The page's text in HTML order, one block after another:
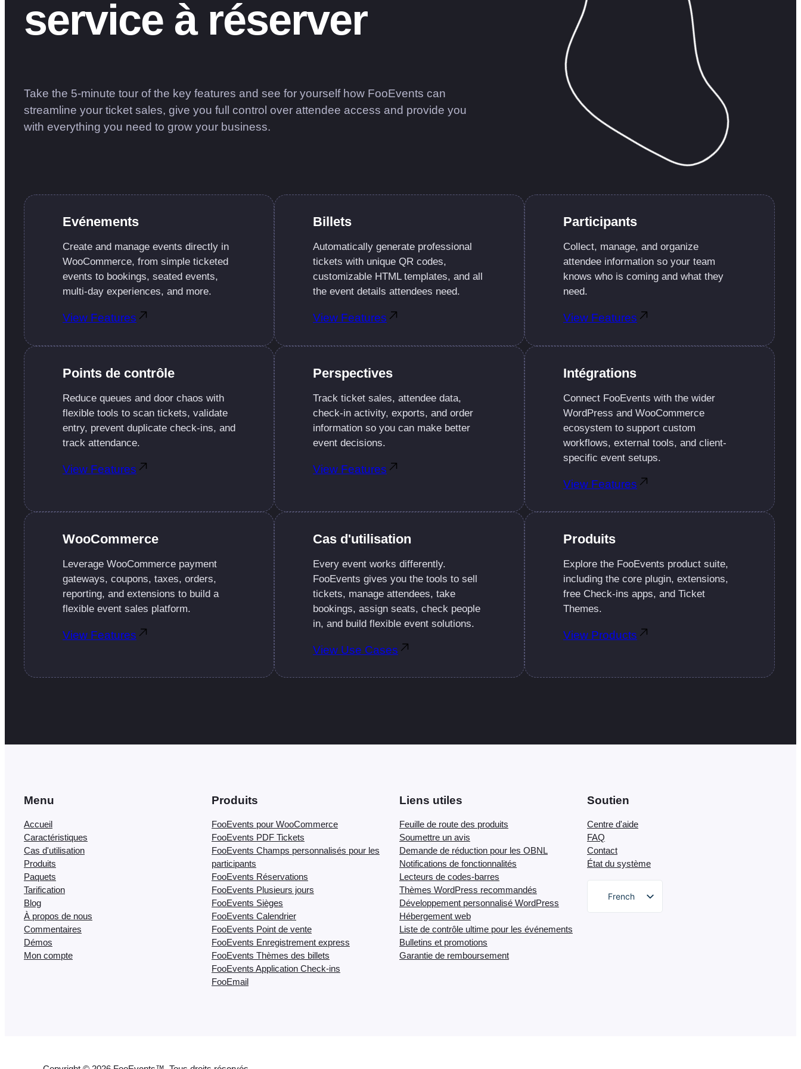
service à réserver
Take the 5-minute tour of the key features and see for yourself how FooEvents can
streamline your ticket sales, give you full control over attendee access and provide you
with everything you need to grow your business.
Evénements
Create and manage events directly in
WooCommerce, from simple ticketed
events to bookings, seated events,
multi-day experiences, and more.
View Features
Billets
Automatically generate professional
tickets with unique QR codes,
customizable HTML templates, and all
the event details attendees need.
View Features
Participants
Collect, manage, and organize
attendee information so your team
knows who is coming and what they
need.
View Features
Points de contrôle
Reduce queues and door chaos with
flexible tools to scan tickets, validate
entry, prevent duplicate check-ins, and
track attendance.
View Features
Perspectives
Track ticket sales, attendee data,
check-in activity, exports, and order
information so you can make better
event decisions.
View Features
Intégrations
Connect FooEvents with the wider
WordPress and WooCommerce
ecosystem to support custom
workflows, external tools, and client-
specific event setups.
View Features
WooCommerce
Leverage WooCommerce payment
gateways, coupons, taxes, orders,
reporting, and extensions to build a
flexible event sales platform.
View Features
Cas d'utilisation
Every event works differently.
FooEvents gives you the tools to sell
tickets, manage attendees, take
bookings, assign seats, check people
in, and build flexible event solutions.
View Use Cases
Produits
Explore the FooEvents product suite,
including the core plugin, extensions,
free Check-ins apps, and Ticket
Themes.
View Products
Menu
Accueil
Caractéristiques
Cas d'utilisation
Produits
Paquets
Tarification
Blog
À propos de nous
Commentaires
Démos
Mon compte
Produits
FooEvents pour WooCommerce
FooEvents PDF Tickets
FooEvents Champs personnalisés pour les
participants
FooEvents Réservations
FooEvents Plusieurs jours
FooEvents Sièges
FooEvents Calendrier
FooEvents Point de vente
FooEvents Enregistrement express
FooEvents Thèmes des billets
FooEvents Application Check-ins
FooEmail
Liens utiles
Feuille de route des produits
Soumettre un avis
Demande de réduction pour les OBNL
Notifications de fonctionnalités
Lecteurs de codes-barres
Thèmes WordPress recommandés
Développement personnalisé WordPress
Hébergement web
Liste de contrôle ultime pour les événements
Bulletins et promotions
Garantie de remboursement
Soutien
Centre d'aide
FAQ
Contact
État du système
French